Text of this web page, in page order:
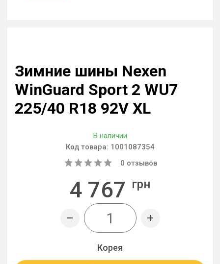
Зимние шины Nexen
WinGuard Sport 2 WU7
225/40 R18 92V XL
В наличии
Код товара: 1001087354
0 отзывов
4 767 грн
Корея